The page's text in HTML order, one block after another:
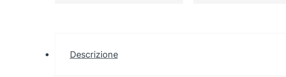
Descrizione